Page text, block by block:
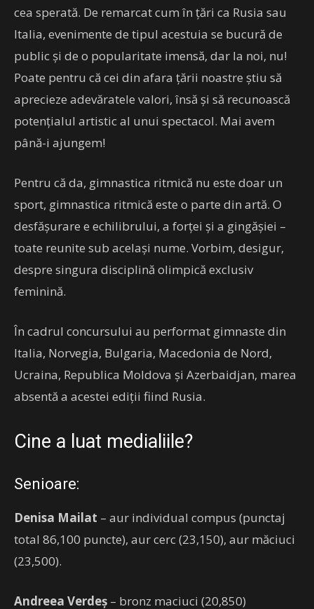
cea sperată. De remarcat cum în țări ca Rusia sau
Italia, evenimente de tipul acestuia se bucură de
public și de o popularitate imensă, dar la noi, nu!
Poate pentru că cei din afara țării noastre știu să
aprecieze adevăratele valori, însă și să recunoască
potențialul artistic al unui spectacol. Mai avem
până-i ajungem!
Pentru că da, gimnastica ritmică nu este doar un
sport, gimnastica ritmică este o parte din artă. O
desfășurare e echilibrului, a forței și a gingășiei –
toate reunite sub același nume. Vorbim, desigur,
despre singura disciplină olimpică exclusiv
feminină.
În cadrul concursului au performat gimnaste din
Italia, Norvegia, Bulgaria, Macedonia de Nord,
Ucraina, Republica Moldova și Azerbaidjan, marea
absentă a acestei ediții fiind Rusia.
Cine a luat medialiile?
Senioare:
Denisa Mailat – aur individual compus (punctaj
total 86,100 puncte), aur cerc (23,150), aur măciuci
(23,500).
Andreea Verdeș – bronz maciuci (20,850)